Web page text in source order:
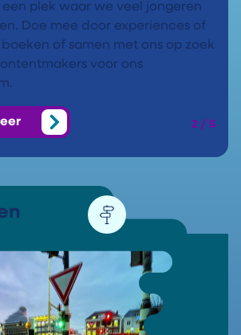
een plek waar we veel jongeren
Doe mee door experiences of
of samen met ons op zoek
voor ons
2 / 5